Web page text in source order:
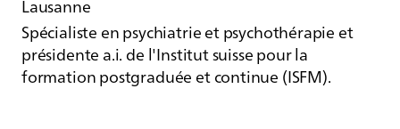
Lausanne
Spécialiste en psychiatrie et psychothérapie et
présidente a.i. de l'Institut suisse pour la
formation postgraduée et continue (ISFM).